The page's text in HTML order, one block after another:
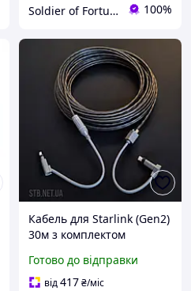
Soldier of Fortune 100%
Кабель для Starlink (Gen2)
30м з комплектом
Готово до відправки
від417₴/міс